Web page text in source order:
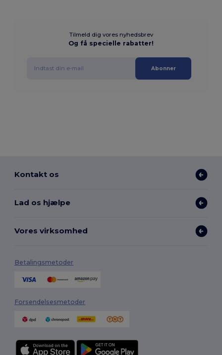
Tilmeld dig vores nyhedsbrev
Og få specielle rabatter!
Abonner
Kontakt os
Lad os hjælpe
Vores virksomhed
Betalingsmetoder
Forsendelsesmetoder